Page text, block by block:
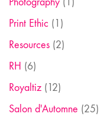
Print Ethic (1)
Resources (2)
RH (6)
Royaltiz (12)
Salon d'Automne (25)